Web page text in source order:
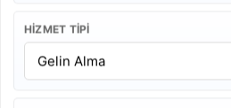
HIZMET TIPITekirdağ Gelin Alma
Bando takımı kiralama;
sünnet ve kurumsal
yürüyüş performansı